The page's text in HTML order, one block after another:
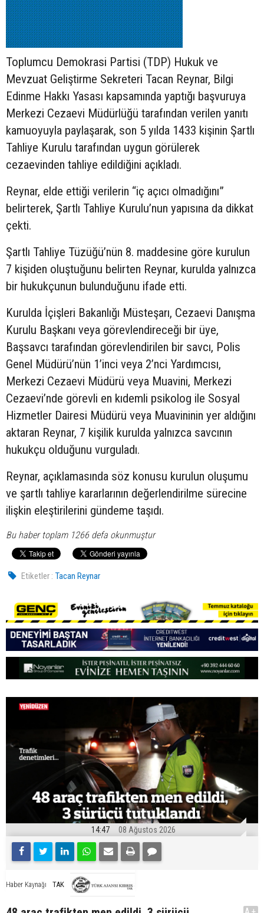
Toplumcu Demokrasi Partisi (TDP) Hukuk ve
Mevzuat Geliştirme Sekreteri Tacan Reynar, Bilgi
Edinme Hakkı Yasası kapsamında yaptığı başvuruya
Merkezi Cezaevi Müdürlüğü tarafından verilen yanıtı
kamuoyuyla paylaşarak, son 5 yılda 1433 kişinin Şartlı
Tahliye Kurulu tarafından uygun görülerek
cezaevinden tahliye edildiğini açıkladı.
Reynar, elde ettiği verilerin “iç açıcı olmadığını”
belirterek, Şartlı Tahliye Kurulu’nun yapısına da dikkat
çekti.
Şartlı Tahliye Tüzüğü’nün 8. maddesine göre kurulun
7 kişiden oluştuğunu belirten Reynar, kurulda yalnızca
bir hukukçunun bulunduğunu ifade etti.
Kurulda İçişleri Bakanlığı Müsteşarı, Cezaevi Danışma
Kurulu Başkanı veya görevlendireceği bir üye,
Başsavcı tarafından görevlendirilen bir savcı, Polis
Genel Müdürü’nün 1’inci veya 2’nci Yardımcısı,
Merkezi Cezaevi Müdürü veya Muavini, Merkezi
Cezaevi’nde görevli en kıdemli psikolog ile Sosyal
Hizmetler Dairesi Müdürü veya Muavininin yer aldığını
aktaran Reynar, 7 kişilik kurulda yalnızca savcının
hukukçu olduğunu vurguladı.
Reynar, açıklamasında söz konusu kurulun oluşumu
ve şartlı tahliye kararlarının değerlendirilme sürecine
ilişkin eleştirilerini gündeme taşıdı.
Bu haber toplam 1266 defa okunmuştur
Etiketler : Tacan Reynar
14:47 08 Ağustos 2026
Haber Kaynağı TAK